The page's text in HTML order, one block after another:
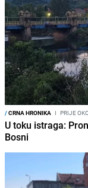
/CRNA HRONIKA I PRIJE
U toku istraga:
Bosni